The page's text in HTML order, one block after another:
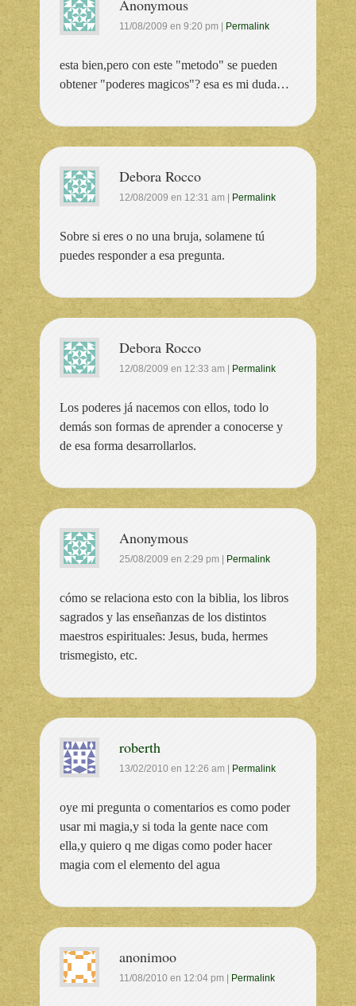
Anonymous
11/08/2009 en 9:20 pm Permalink
esta bien,pero con este "metodo" se pueden
obtener "poderes magicos"? esa es mi duda…
Debora Rocco
12/08/2009 en 12:31 am Permalink
Sobre si eres o no una bruja, solamene tú
puedes responder a esa pregunta.
Debora Rocco
12/08/2009 en 12:33 am Permalink
Los poderes já nacemos con ellos, todo lo
demás son formas de aprender a conocerse y
de esa forma desarrollarlos.
Anonymous
25/08/2009 en 2:29 pm Permalink
cómo se relaciona esto con la biblia, los libros
sagrados y las enseñanzas de los distintos
maestros espirituales: Jesus, buda, hermes
trismegisto, etc.
roberth
13/02/2010 en 12:26 am Permalink
oye mi pregunta o comentarios es como poder
usar mi magia,y si toda la gente nace com
ella,y quiero q me digas como poder hacer
magia com el elemento del agua
anonimoo
11/08/2010 en 12:04 pm Permalink